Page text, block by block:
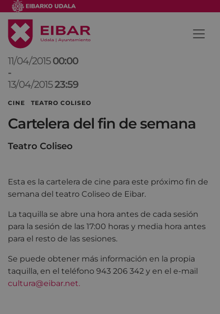
11/04/201500:00
-
13/04/201523:59
CINE TEATRO COLISEO
Cartelera del fin de semana
Teatro Coliseo
Esta es la cartelera de cine para este próximo fin de
semana del teatro Coliseo de Eibar.
La taquilla se abre una hora antes de cada sesión
para la sesión de las 17:00 horas y media hora antes
para el resto de las sesiones.
Se puede obtener más información en la propia
taquilla, en el teléfono 943 206 342 y en el e-mail
cultura@eibar.net.